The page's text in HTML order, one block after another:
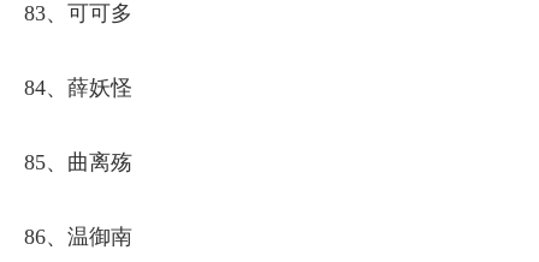
83、可可多
84、薛妖怪
85、曲离殇
86、温御南